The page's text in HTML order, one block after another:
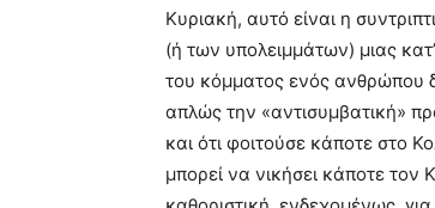
Κυριακή, αυτό είναι η
(ή των υπολειμμάτων) μιας
του κόμματος ενός ανθρώπου
απλώς την «αντισυμβατική»
και ότι φοιτούσε κάποτε στο
μπορεί να νικήσει κάποτε τον